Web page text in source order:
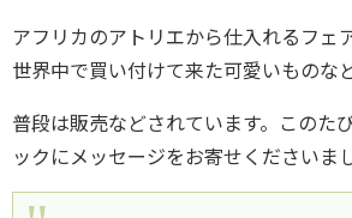
アフリカのアトリエから仕入れるフェ
世界中で買い付けて来た可愛いものな
普段は販売などされています。このた
ックにメッセージをお寄せくださいま